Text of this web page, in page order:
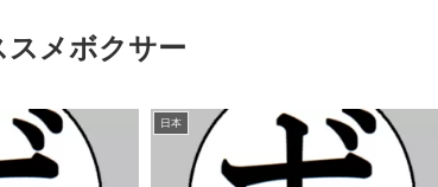
メボクサー
日本